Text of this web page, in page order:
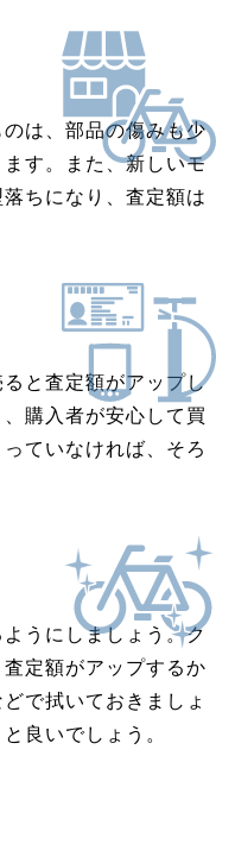
は、部品の傷みも少
す。また、新しいモ
ちになり、査定額は
と査定額がアップし
購入者が安心して買
ていなければ、そろ
うにしましょう。ク
定額がアップするか
で拭いておきましょ
良いでしょう。